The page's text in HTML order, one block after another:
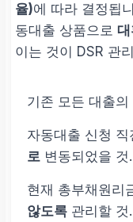
율)에 따라 결정됩
동대출 상품으로
이는 것이 DSR 관
기존 모든 대출의
자동대출 신청
로 변동되었을 것.
현재 총부채원리
않도록 관리할 것.